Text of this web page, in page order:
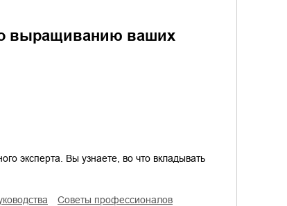
выращиванию ваших
эксперта. Вы узнаете, во что вкладывать
советы профессионалов